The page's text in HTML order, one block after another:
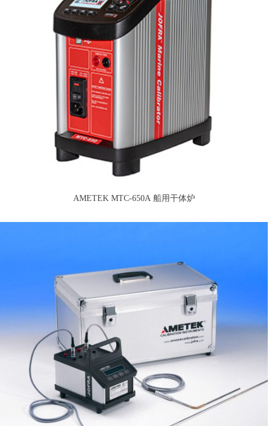
AMETEK MTC-650A 船用干体炉